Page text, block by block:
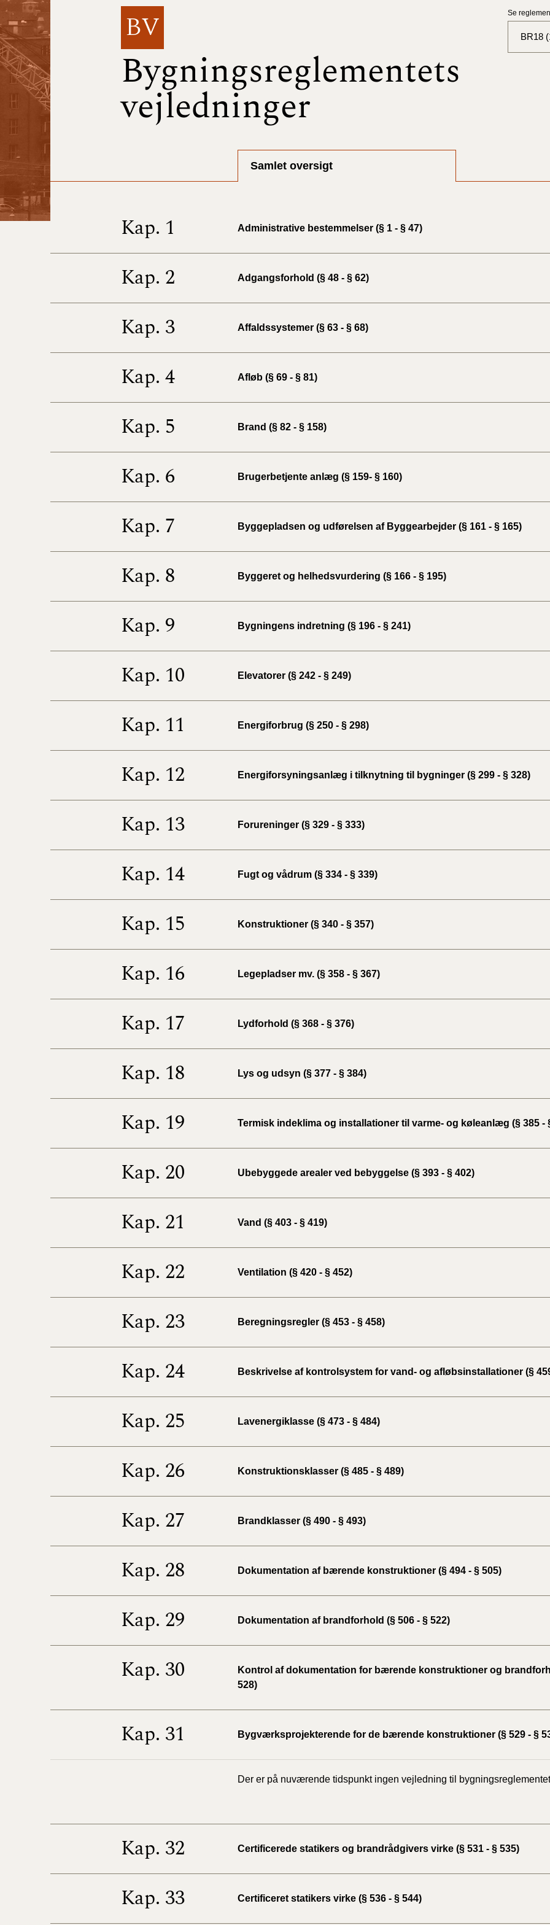
BV
Bygningsreglementets
vejledninger
Se
BR18
BR18
2022)
BR18
BR15
Samlet oversigt
Kap. 1 Administrative bestemmelser (§ 1 - § 47)
Kap. 2 Adgangsforhold (§ 48 - § 62)
Kap. 3 Affaldssystemer (§ 63 - § 68)
Kap. 4 Afløb (§ 69 - § 81)
Kap. 5 Brand (§ 82 - § 158)
Kap. 6 Brugerbetjente anlæg (§ 159- § 160)
Kap. 7 Byggepladsen og udførelsen af Byggearbejder (§ 161 - § 165)
Kap. 8 Byggeret og helhedsvurdering (§ 166 - § 195)
Kap. 9 Bygningens indretning (§ 196 - § 241)
Kap. 10 Elevatorer (§ 242 - § 249)
Kap. 11 Energiforbrug (§ 250 - § 298)
Kap. 12 Energiforsyningsanlæg i tilknytning til bygninger (§ 299 - § 328)
Kap. 13 Forureninger (§ 329 - § 333)
Kap. 14 Fugt og vådrum (§ 334 - § 339)
Kap. 15 Konstruktioner (§ 340 - § 357)
Kap. 16 Legepladser mv. (§ 358 - § 367)
Kap. 17 Lydforhold (§ 368 - § 376)
Kap. 18 Lys og udsyn (§ 377 - § 384)
Kap. 19 Termisk indeklima og installationer til varme- og køleanlæg (§ 385 -
Kap. 20 Ubebyggede arealer ved bebyggelse (§ 393 - § 402)
Kap. 21 Vand (§ 403 - § 419)
Kap. 22 Ventilation (§ 420 - § 452)
Kap. 23 Beregningsregler (§ 453 - § 458)
Kap. 24 Beskrivelse af kontrolsystem for vand- og afløbsinstallationer (§
Kap. 25 Lavenergiklasse (§ 473 - § 484)
Kap. 26 Konstruktionsklasser (§ 485 - § 489)
Kap. 27 Brandklasser (§ 490 - § 493)
Kap. 28 Dokumentation af bærende konstruktioner (§ 494 - § 505)
Kap. 29 Dokumentation af brandforhold (§ 506 - § 522)
Kap. 30
Kontrol af dokumentation for bærende konstruktioner og
528)
Kap. 31 Bygværksprojekterende for de bærende konstruktioner (§ 529 - §
Der er på nuværende tidspunkt ingen vejledning til
Kap. 32 Certificerede statikers og brandrådgivers virke (§ 531 - § 535)
Kap. 33 Certificeret statikers virke (§ 536 - § 544)